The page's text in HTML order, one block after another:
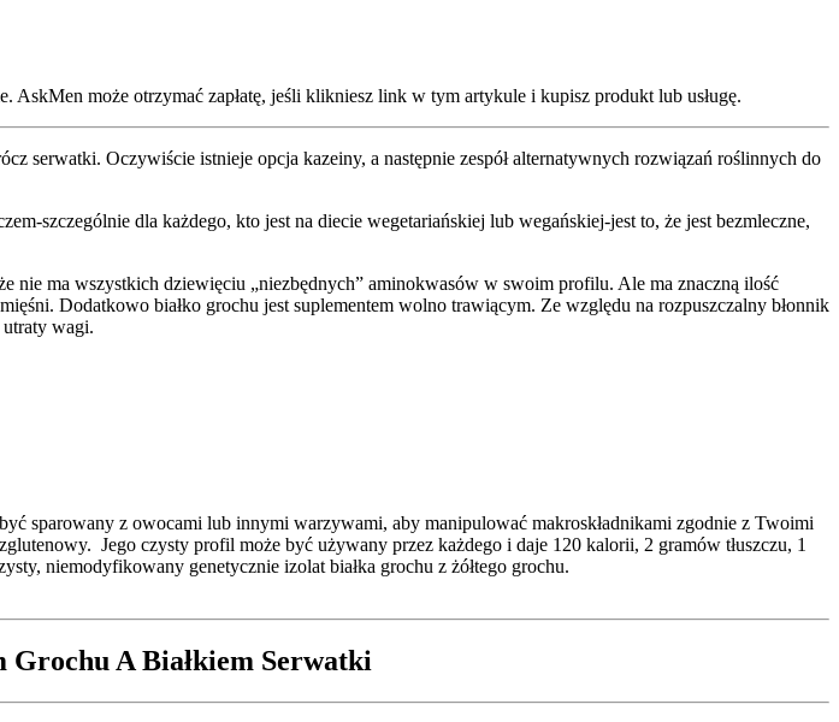
AskMen może otrzymać zapłatę, jeśli klikniesz link w tym artykule i kupisz produkt lub usługę.
serwatki. Oczywiście istnieje opcja kazeiny, a następnie zespół alternatywnych rozwiązań roślinnych do
szczególnie dla każdego, kto jest na diecie wegetariańskiej lub wegańskiej-jest to, że jest bezmleczne,
nie ma wszystkich dziewięciu „niezbędnych” aminokwasów w swoim profilu. Ale ma znaczną ilość
Dodatkowo białko grochu jest suplementem wolno trawiącym. Ze względu na rozpuszczalny błonnik
utraty wagi.
sparowany z owocami lub innymi warzywami, aby manipulować makroskładnikami zgodnie z Twoimi
Jego czysty profil może być używany przez każdego i daje 120 kalorii, 2 gramów tłuszczu, 1
niemodyfikowany genetycznie izolat białka grochu z żółtego grochu.
Grochu A Białkiem Serwatki